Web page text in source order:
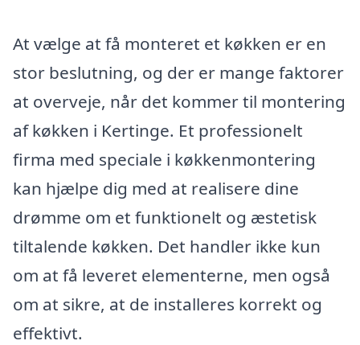
At vælge at få monteret et køkken er en
stor beslutning, og der er mange faktorer
at overveje, når det kommer til montering
af køkken i Kertinge. Et professionelt
firma med speciale i køkkenmontering
kan hjælpe dig med at realisere dine
drømme om et funktionelt og æstetisk
tiltalende køkken. Det handler ikke kun
om at få leveret elementerne, men også
om at sikre, at de installeres korrekt og
effektivt.